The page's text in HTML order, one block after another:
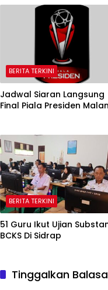
BERITA TERKINI
Jadwal Siaran Langsung
Final Piala Presiden
BERITA TERKINI
51 Guru Ikut Ujian
BCKS Di Sidrap
Tinggalkan